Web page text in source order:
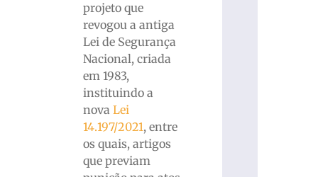
projeto que
revogou a antiga
Lei de Segurança
Nacional, criada
em 1983,
instituindo a
novaLei
14.197/2021, entre
os quais, artigos
que previam